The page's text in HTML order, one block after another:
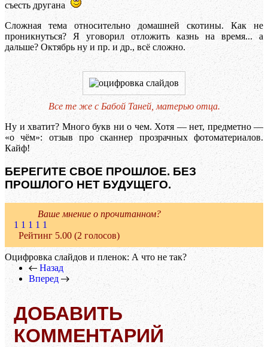
съесть другана
Сложная тема относительно домашней скотины. Как не
проникнуться? Я уговорил отложить казнь на время... а
дальше? Октябрь ну и пр. и др., всё сложно.
Все те же с Бабой Таней, матерью отца.
Ну и хватит? Много букв ни о чем. Хотя — нет, предметно —
«о чём»: отзыв про сканнер прозрачных фотоматериалов.
Кайф!
БЕРЕГИТЕ СВОЕ ПРОШЛОЕ. БЕЗ
ПРОШЛОГО НЕТ БУДУЩЕГО.
Ваше мнение о прочитанном?
1 1 1 1 1
Рейтинг 5.00 (2 голосов)
Оцифровка слайдов и пленок: А что не так?
Назад
Вперед
ДОБАВИТЬ
КОММЕНТАРИЙ